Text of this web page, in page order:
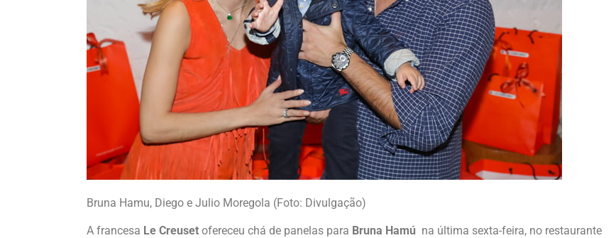
Bruna Hamu, Diego e Julio Moregola (Foto: Divulgação)
A francesa Le Creuset ofereceu chá de panelas para Bruna Hamú na última sexta-feira, no restaurante